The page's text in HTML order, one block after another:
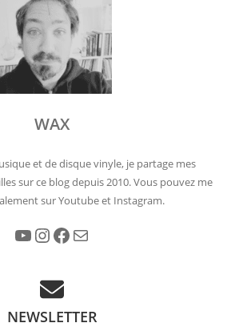
WAX
et de disque vinyle, je partage mes
sur ce blog depuis 2010. Vous pouvez me
sur Youtube et Instagram.
YouTube Instagram Facebook
NEWSLETTER